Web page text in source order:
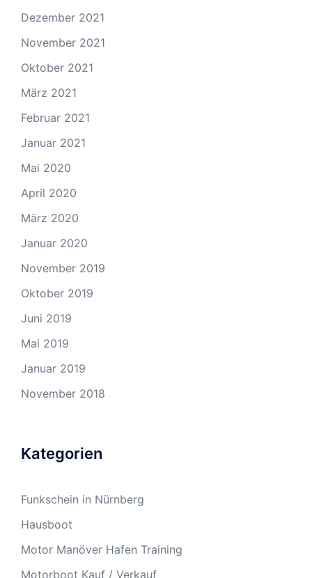
Dezember 2021
November 2021
Oktober 2021
März 2021
Februar 2021
Januar 2021
Mai 2020
April 2020
März 2020
Januar 2020
November 2019
Oktober 2019
Juni 2019
Mai 2019
Januar 2019
November 2018
Kategorien
Funkschein in Nürnberg
Hausboot
Motor Manöver Hafen Training
Motorboot Kauf / Verkauf